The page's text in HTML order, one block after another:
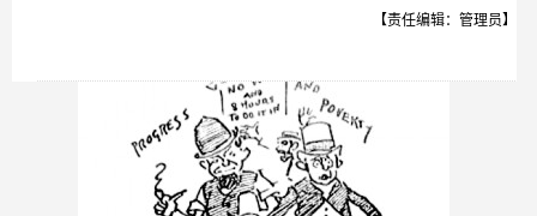
【责任编辑：管理员】